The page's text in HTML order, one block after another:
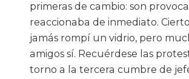
primeras de cambio: son
reaccionaba de inmediato.
jamás rompí un vidrio, pero
amigos sí. Recuérdese las
torno a la tercera cumbre de